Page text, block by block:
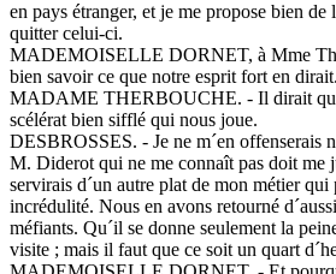
en pays étranger, et je me propose bien
quitter celui-ci.
MADEMOISELLE DORNET, à Mme
bien savoir ce que notre esprit fort en dirait.
MADAME THERBOUCHE. - Il dirait
scélérat bien sifflé qui nous joue.
DESBROSSES. - Je ne m´en offenserais
M. Diderot qui ne me connaît pas doit me
servirais d´un autre plat de mon métier qui
incrédulité. Nous en avons retourné
méfiants. Qu´il se donne seulement la
visite ; mais il faut que ce soit un quart